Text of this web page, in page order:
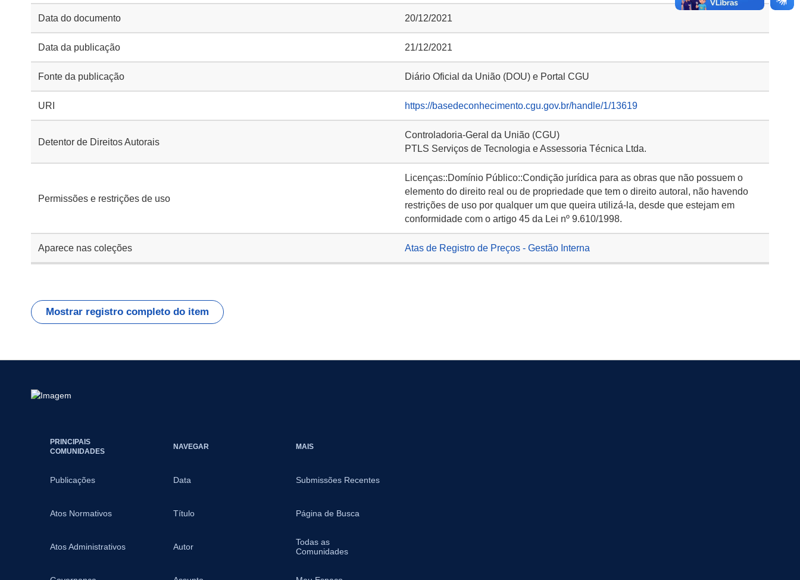
Data do documento 20/12/2021
Data da publicação 21/12/2021
Fonte da publicação Diário Oficial da União (DOU) e Portal CGU
URI https://basedeconhecimento.cgu.gov.br/handle/1/13619
Detentor de Direitos Autorais
Controladoria-Geral da União (CGU)
PTLS Serviços de Tecnologia e Assessoria Técnica Ltda.
Permissões e restrições de uso
Licenças::Domínio Público::Condição jurídica para as obras que não possuem o
elemento do direito real ou de propriedade que tem o direito autoral, não havendo
restrições de uso por qualquer um que queira utilizá-la, desde que estejam em
conformidade com o artigo 45 da Lei nº 9.610/1998.
Aparece nas coleções Atas de Registro de Preços - Gestão Interna
Mostrar registro completo do item
PRINCIPAIS
COMUNIDADES
Publicações
Atos Normativos
Atos Administrativos
NAVEGAR
Data
Título
Autor
MAIS
Submissões Recentes
Página de Busca
Todas as
Comunidades